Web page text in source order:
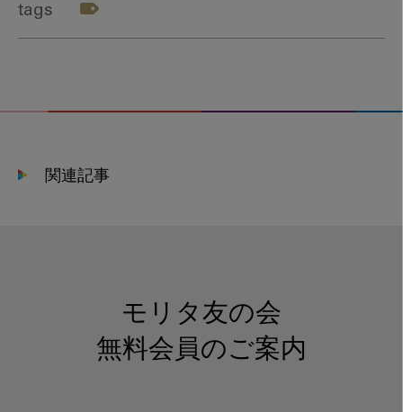
tags
関連記事
モリタ友の会
無料会員のご案内